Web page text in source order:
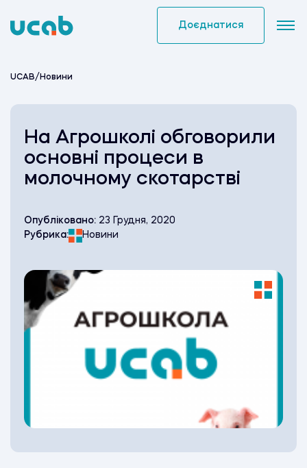
to
Доєднатися
UCAB/ Новини
На Агрошколі обговорили
основні процеси в
молочному скотарстві
Опубліковано: 23 Грудня, 2020
Рубрика:
Новини